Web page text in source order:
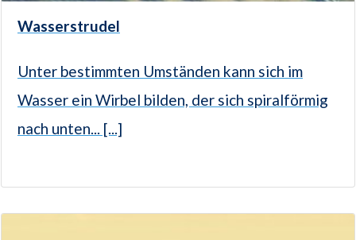
Wasserstrudel
Unter bestimmten Umständen kann sich im
Wasser ein Wirbel bilden, der sich spiralförmig
nach unten... [...]